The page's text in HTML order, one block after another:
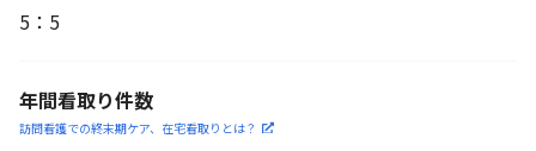
5 ： 5
年間看取り件数
訪問看護での終末期ケア、 在宅看取りとは？